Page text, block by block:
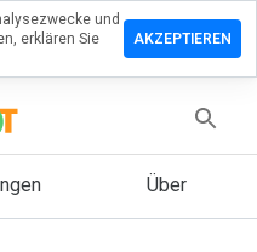
Über
und
erklären Sie
AKZEPTIEREN